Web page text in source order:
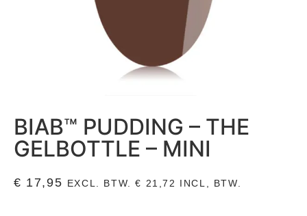
BIAB™ PUDDING – THE
GELBOTTLE – MINI
€ 17,95 EXCL. BTW.€ 21,72 INCL, BTW.